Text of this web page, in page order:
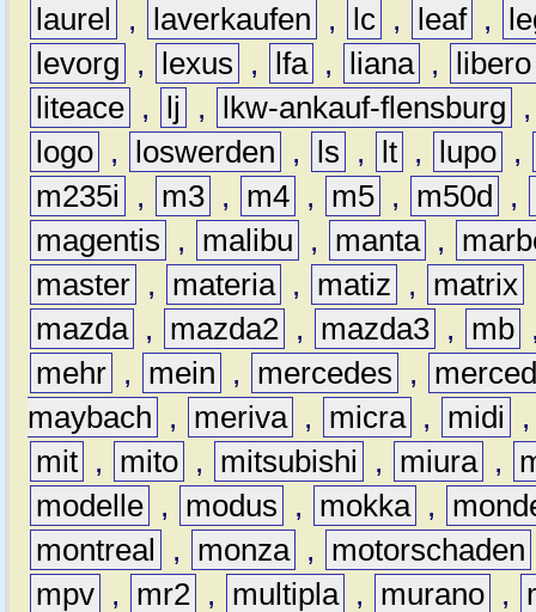
laurel
, laverkaufen , lc , leaf ,
levorg
, lexus , lfa , liana ,
libero
liteace , lj , lkw-ankauf-flensburg
logo , loswerden , ls , lt , lupo ,
m235i
, m3 , m4 , m5 , m50d ,
magentis
, malibu , manta ,
master , materia , matiz , matrix
mazda , mazda2 , mazda3 , mb
mehr , mein , mercedes ,
maybach
, meriva , micra , midi
mit , mito , mitsubishi , miura ,
modelle , modus , mokka ,
montreal
, monza , motorschaden
mpv , mr2 , multipla , murano ,